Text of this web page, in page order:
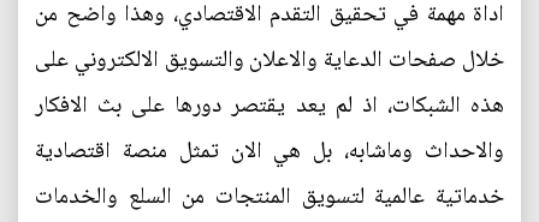
اداة مهمة في تحقيق التقدم الاقتصادي، وهذا واضح من
خلال صفحات الدعاية والاعلان والتسويق الالكتروني على
هذه الشبكات، اذ لم يعد يقتصر دورها على بث الافكار
والاحداث وماشابه، بل هي الان تمثل منصة اقتصادية
خدماتية عالمية لتسويق المنتجات من السلع والخدمات